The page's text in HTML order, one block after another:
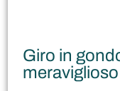
Giro in